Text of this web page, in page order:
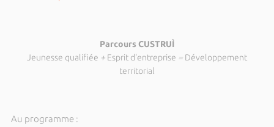
Parcours CUSTRUÌ
Jeunesse qualifiée + Esprit d'entreprise =Développement
territorial
Au programme :